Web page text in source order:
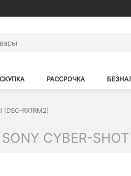
СКУПКА РАССРОЧКА
(DSC-RX1RM2)
CYBER-SHOT